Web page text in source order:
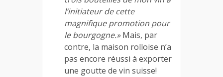
l’initiateur de cette
magnifique promotion pour
le bourgogne.»Mais, par
contre, la maison rolloise n’a
pas encore réussi à exporter
une goutte de vin suisse!